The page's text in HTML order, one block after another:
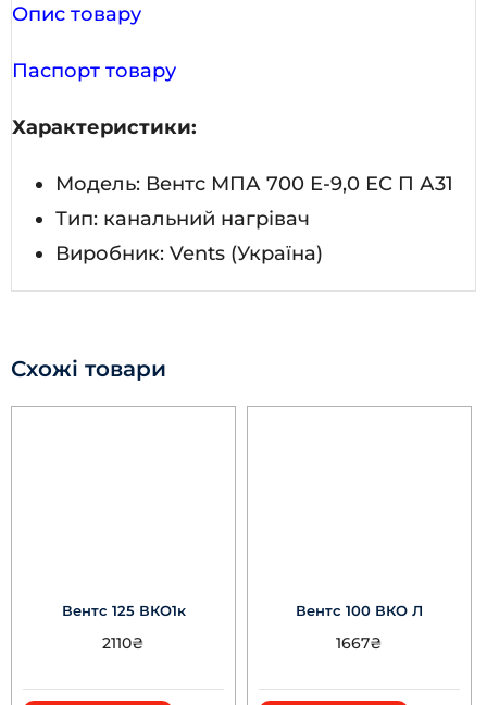
Опис товару
Паспорт товару
Характеристики:
Модель: Вентс МПА 700 Е-9,0 ЕС П А31
Тип: канальний нагрівач
Виробник: Vents (Україна)
Схожі товари
Вентс 125 ВКО1к
2110₴
Вентс 100 ВКО Л
1667₴